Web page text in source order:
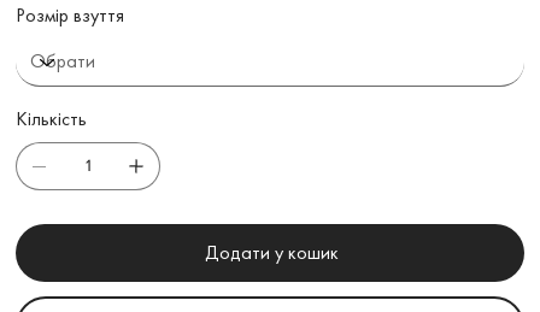
Розмір взуття
Кількість
Додати у кошик